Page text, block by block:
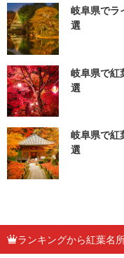
岐阜県でラ
選
岐阜県で紅
選
岐阜県で紅
選
ランキングから紅葉名